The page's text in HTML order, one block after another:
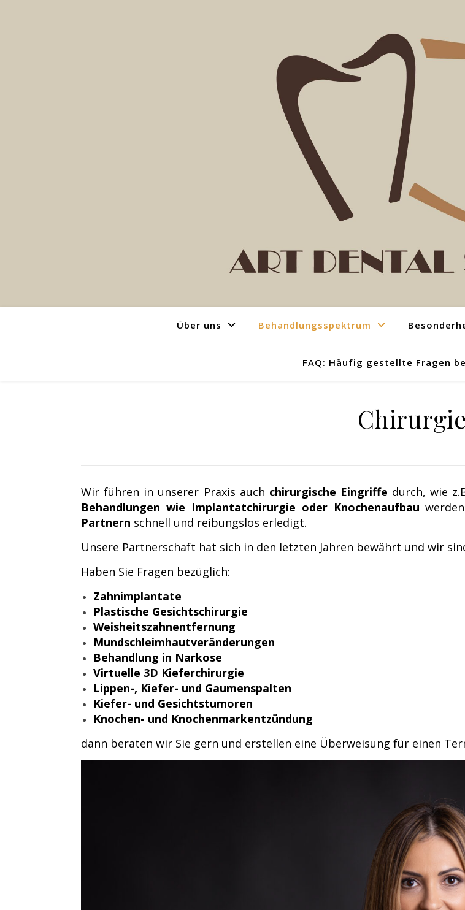
Über uns Behandlungsspektrum
FAQ: Häufig gestellte Fragen
Chirurgie
Wir führen in unserer Praxis auch chirurgische Eingriffe durch, wie
Behandlungen wie Implantatchirurgie oder Knochenaufbau
Partnern schnell und reibungslos erledigt.
Unsere Partnerschaft hat sich in den letzten Jahren bewährt und wir
Haben Sie Fragen bezüglich:
Zahnimplantate
Plastische Gesichtschirurgie
Weisheitszahnentfernung
Mundschleimhautveränderungen
Behandlung in Narkose
Virtuelle 3D Kieferchirurgie
Lippen-, Kiefer- und Gaumenspalten
Kiefer- und Gesichtstumoren
Knochen- und Knochenmarkentzündung
dann beraten wir Sie gern und erstellen eine Überweisung für einen